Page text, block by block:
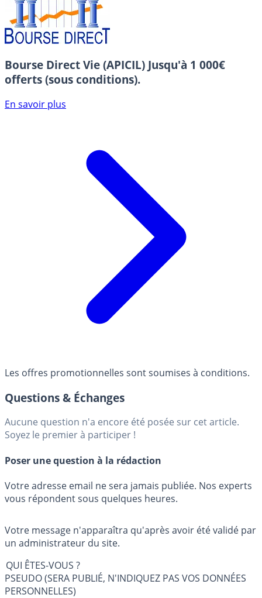
Bourse Direct Vie (APICIL) Jusqu'à 1 000€
offerts (sous conditions).
En savoir plus
Les offres promotionnelles sont soumises à conditions.
Questions & Échanges
Aucune question n'a encore été posée sur cet article.
Soyez le premier à participer !
Poser une question à la rédaction
Votre adresse email ne sera jamais publiée. Nos experts
vous répondent sous quelques heures.
Votre message n'apparaîtra qu'après avoir été validé par
un administrateur du site.
QUI ÊTES-VOUS ?
PSEUDO (SERA PUBLIÉ, N'INDIQUEZ PAS VOS DONNÉES
PERSONNELLES)